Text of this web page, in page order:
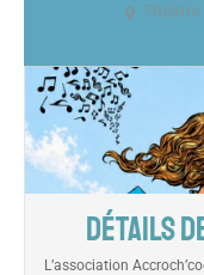
Théâtre
DÉTAILS
L’association